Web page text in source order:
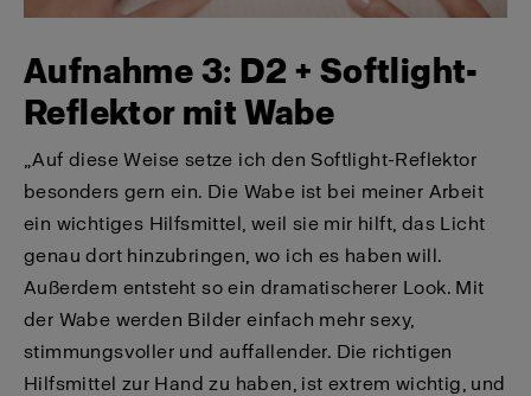
Aufnahme 3: D2 + Softlight-
Reflektor mit Wabe
„Auf diese Weise setze ich den Softlight-Reflektor
besonders gern ein. Die Wabe ist bei meiner Arbeit
ein wichtiges Hilfsmittel, weil sie mir hilft, das Licht
genau dort hinzubringen, wo ich es haben will.
Außerdem entsteht so ein dramatischerer Look. Mit
der Wabe werden Bilder einfach mehr sexy,
stimmungsvoller und auffallender. Die richtigen
Hilfsmittel zur Hand zu haben, ist extrem wichtig, und